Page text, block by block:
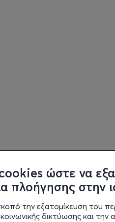
ώστε να
πλοήγησης στην
την εξατομίκευση του
δικτύωσης και